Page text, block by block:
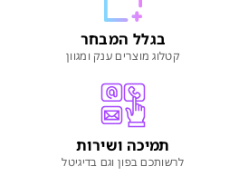
בגלל המבחר
קטלוג מוצרים ענק ומגוון
תמיכה ושירות
לרשותכם בפון וגם בדיגיטל